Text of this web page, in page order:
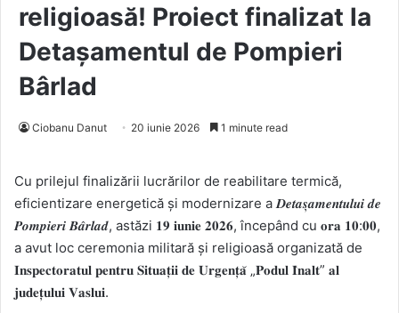
religioasă! Proiect finalizat la
Detașamentul de Pompieri
Bârlad
Ciobanu Danut 20 iunie 2026 1 minute read
Cu prilejul finalizării lucrărilor de reabilitare termică,
eficientizare energetică și modernizare a 𝑫𝒆𝒕𝒂𝒔̦𝒂𝒎𝒆𝒏𝒕𝒖𝒍𝒖𝒊 𝒅𝒆
𝑷𝒐𝒎𝒑𝒊𝒆𝒓𝒊 𝑩𝒂̂𝒓𝒍𝒂𝒅, astăzi 𝟏𝟗 𝐢𝐮𝐧𝐢𝐞 𝟐𝟎𝟐𝟔, începând cu 𝐨𝐫𝐚 𝟏𝟎:𝟎𝟎,
a avut loc ceremonia militară și religioasă organizată de
𝐈𝐧𝐬𝐩𝐞𝐜𝐭𝐨𝐫𝐚𝐭𝐮𝐥 𝐩𝐞𝐧𝐭𝐫𝐮 𝐒𝐢𝐭𝐮𝐚𝐭̦𝐢𝐢 𝐝𝐞 𝐔𝐫𝐠𝐞𝐧𝐭̦𝐚̆ „𝐏𝐨𝐝𝐮𝐥 𝐈̂𝐧𝐚𝐥𝐭” 𝐚𝐥
𝐣𝐮𝐝𝐞𝐭̦𝐮𝐥𝐮𝐢 𝐕𝐚𝐬𝐥𝐮𝐢.